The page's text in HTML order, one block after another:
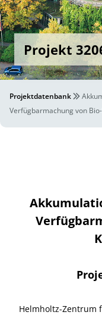
Projekt
Projektdatenbank
Verfügbarmachung von
Helmholtz-Zentrum